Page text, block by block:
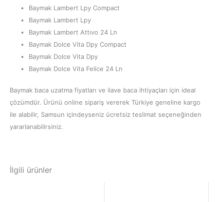
Baymak Lambert Lpy Compact
Baymak Lambert Lpy
Baymak Lambert Attıvo 24 Ln
Baymak Dolce Vita Dpy Compact
Baymak Dolce Vita Dpy
Baymak Dolce Vita Felice 24 Ln
Baymak baca uzatma fiyatları ve ilave baca ihtiyaçları için ideal
çözümdür. Ürünü online sipariş vererek Türkiye geneline kargo
ile alabilir, Samsun içindeyseniz ücretsiz teslimat seçeneğinden
yararlanabilirsiniz.
İlgili ürünler